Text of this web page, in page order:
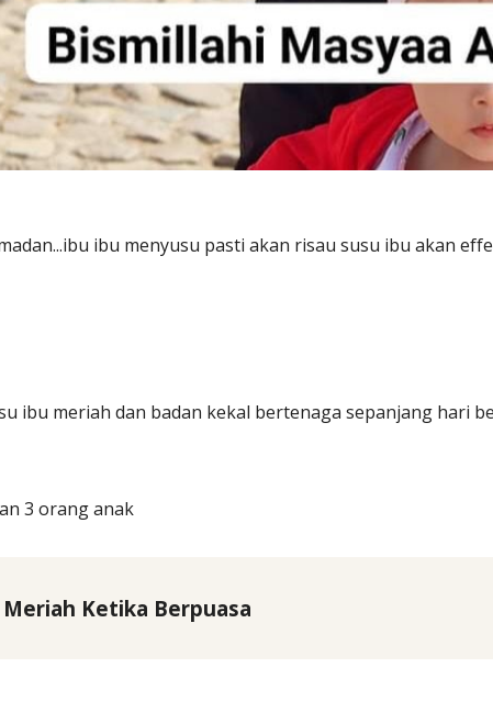
ibu menyusu pasti akan risau susu ibu akan
ibu meriah dan badan kekal bertenaga sepanjang hari
3 orang anak
Ketika Berpuasa